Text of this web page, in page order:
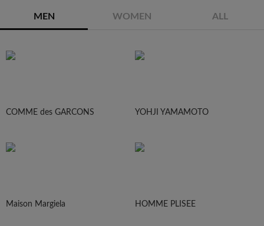
MEN WOMEN ALL
COMME des GARCONS YOHJI YAMAMOTO
Maison Margiela HOMME PLISEE